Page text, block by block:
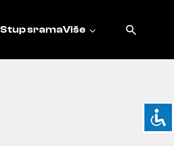
Stup sramaViše